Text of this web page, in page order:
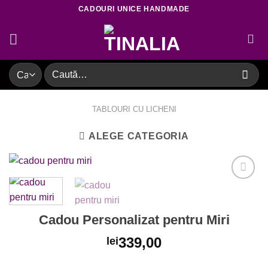
content
CADOURI UNICE HANDMADE
Caută
după:
TABLOURI CU LICHENI
ALEGE CATEGORIA
la favorite
Cadou Personalizat pentru Miri
lei339,00